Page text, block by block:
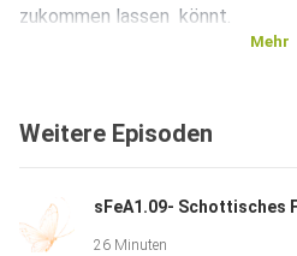
zukommen lassen könnt.
Email: books@giuliannabailie.com
Mehr
Weitere Episoden
26 Minuten